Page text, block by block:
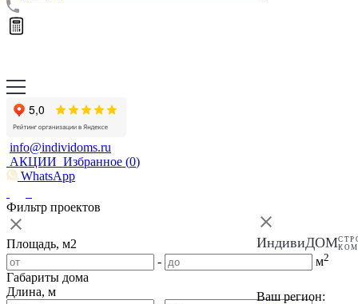
info@individoms.ru
АКЦИИ Избранное (0)
WhatsApp
ИндивиДОМ
Ваш регион:
Фильтр проектов
Площадь, м2
-
м2
Габариты дома
Длина, м